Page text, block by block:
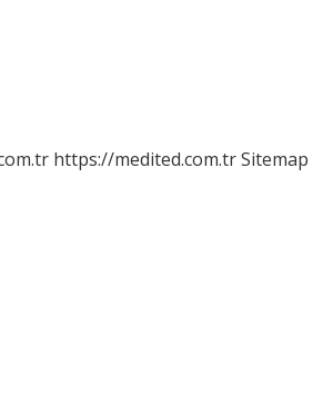
https://medited.com.trSitemap